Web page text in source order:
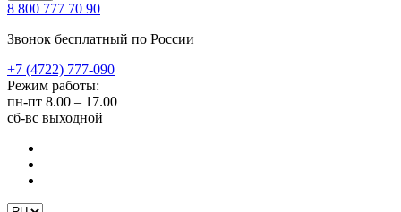
8 800 777 70 90
Звонок бесплатный по России
+7 (4722) 777-090
Режим работы:
пн-пт 8.00 – 17.00
сб-вс выходной